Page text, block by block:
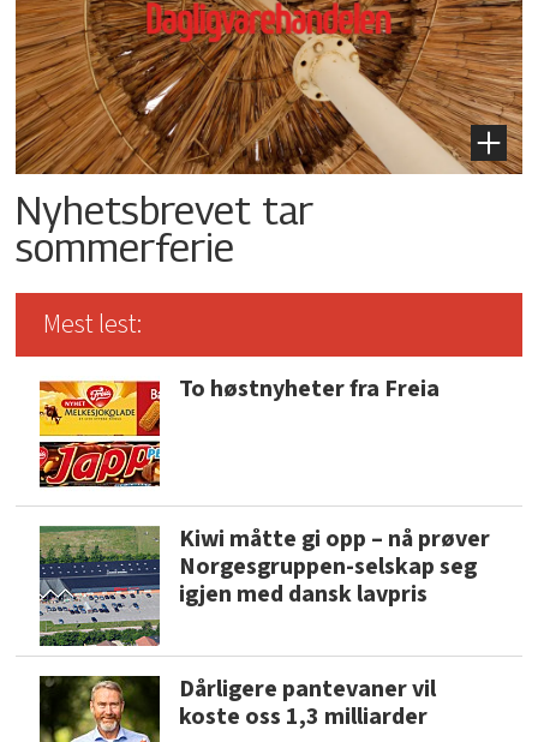
Nyhetsbrevet tar
sommerferie
Mest lest:
To høstnyheter fra Freia
Kiwi måtte gi opp – nå prøver
Norgesgruppen-selskap seg
igjen med dansk lavpris
Dårligere pantevaner vil
koste oss 1,3 milliarder